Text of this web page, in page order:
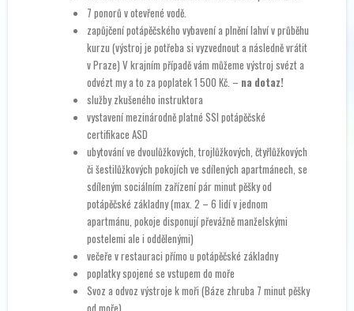
7 ponorů v otevřené vodě.
zapůjčení potápěčského vybavení a plnění lahví v průběhu
kurzu (výstroj je potřeba si vyzvednout a následně vrátit
v Praze) V krajním případě vám můžeme výstroj svézt a
odvézt my a to za poplatek 1 500 Kč. – na dotaz!
služby zkušeného instruktora
vystavení mezinárodně platné SSI potápěčské
certifikace ASD
ubytování ve dvoulůžkových, trojlůžkových, čtyřlůžkových
či šestilůžkových pokojích ve sdílených apartmánech, se
sdíleným sociálním zařízení pár minut pěšky od
potápěčské základny (max. 2 – 6 lidí v jednom
apartmánu, pokoje disponují převážně manželskými
postelemi ale i oddělenými)
večeře v restauraci přímo u potápěčské základny
poplatky spojené se vstupem do moře
Svoz a odvoz výstroje k moři (Báze zhruba 7 minut pěšky
od moře)